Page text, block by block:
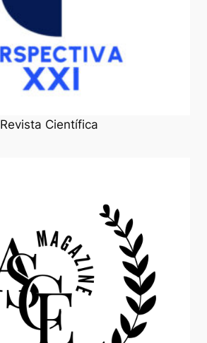
Revista Científica